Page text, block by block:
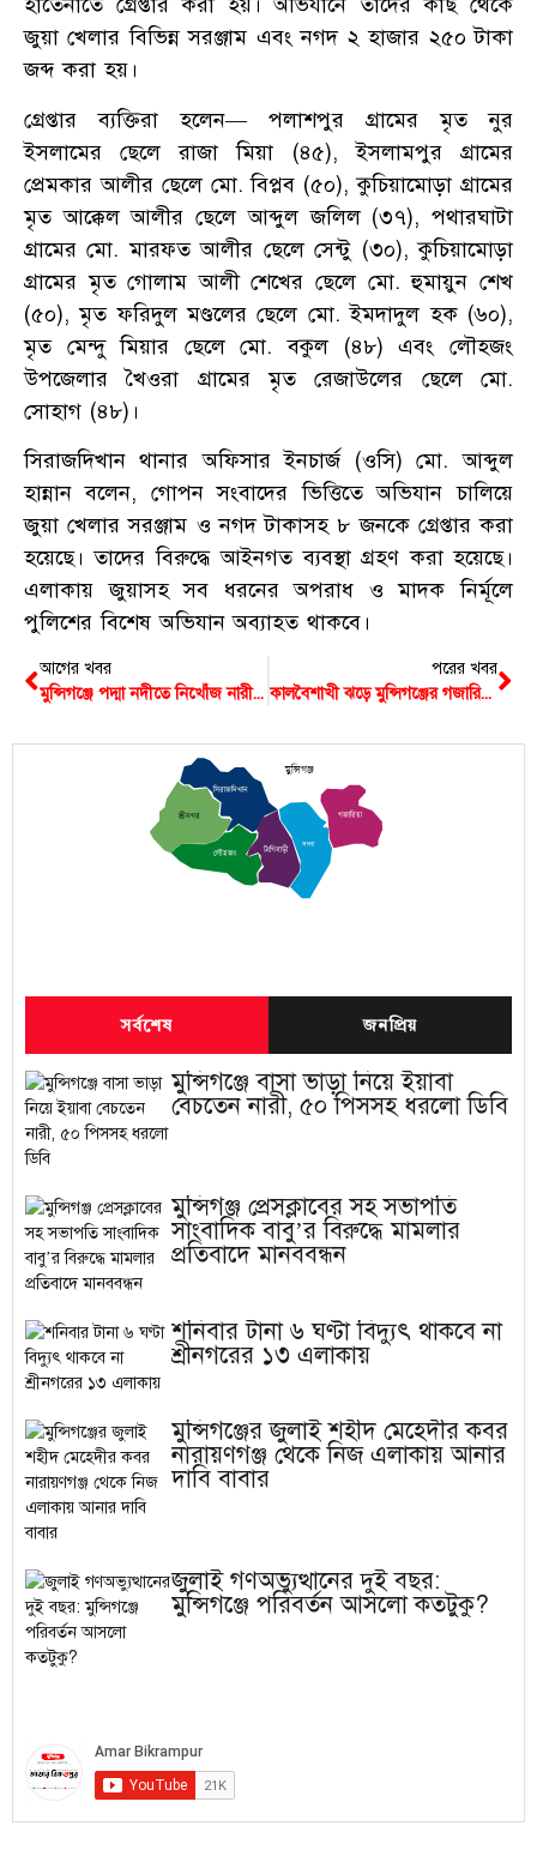
জুয়া খেলার বিভিন্ন সরঞ্জাম এবং নগদ ২ হাজার ২৫০ টাকা
জব্দ করা হয়।
গ্রেপ্তার ব্যক্তিরা হলেন— পলাশপুর গ্রামের মৃত নুর
ইসলামের ছেলে রাজা মিয়া (৪৫), ইসলামপুর গ্রামের
প্রেমকার আলীর ছেলে মো. বিপ্লব (৫০), কুচিয়ামোড়া গ্রামের
মৃত আক্কেল আলীর ছেলে আব্দুল জলিল (৩৭), পথারঘাটা
গ্রামের মো. মারফত আলীর ছেলে সেন্টু (৩০), কুচিয়ামোড়া
গ্রামের মৃত গোলাম আলী শেখের ছেলে মো. হুমায়ুন শেখ
(৫০), মৃত ফরিদুল মণ্ডলের ছেলে মো. ইমদাদুল হক (৬০),
মৃত মেন্দু মিয়ার ছেলে মো. বকুল (৪৮) এবং লৌহজং
উপজেলার খৈওরা গ্রামের মৃত রেজাউলের ছেলে মো.
সোহাগ (৪৮)।
সিরাজদিখান থানার অফিসার ইনচার্জ (ওসি) মো. আব্দুল
হান্নান বলেন, গোপন সংবাদের ভিত্তিতে অভিযান চালিয়ে
জুয়া খেলার সরঞ্জাম ও নগদ টাকাসহ ৮ জনকে গ্রেপ্তার করা
হয়েছে। তাদের বিরুদ্ধে আইনগত ব্যবস্থা গ্রহণ করা হয়েছে।
এলাকায় জুয়াসহ সব ধরনের অপরাধ ও মাদক নির্মূলে
পুলিশের বিশেষ অভিযান অব্যাহত থাকবে।
আগের খবর
মুন্সিগঞ্জে পদ্মা নদীতে নিখোঁজ নারীকে জীবিত পাওয়া গেল চাঁদপুর লঞ্চঘাটে
পরের খবর
কালবৈশাখী ঝড়ে মুন্সিগঞ্জের গজারিয়া ও সিরাজদিখানে গাছ পড়ে যান চলাচল বিঘ্ন
শ্রীনগর
সিরাজদিখান
টংগিবাড়ী
সদর
গজারিয়া
লৌহজং
মুন্সিগঞ্জ
সর্বশেষ জনপ্রিয়
মুন্সিগঞ্জে বাসা ভাড়া নিয়ে ইয়াবা
বেচতেন নারী, ৫০ পিসসহ ধরলো ডিবি
মুন্সিগঞ্জ প্রেসক্লাবের সহ সভাপতি
সাংবাদিক বাবু’র বিরুদ্ধে মামলার
প্রতিবাদে মানববন্ধন
শনিবার টানা ৬ ঘণ্টা বিদ্যুৎ থাকবে না
শ্রীনগরের ১৩ এলাকায়
মুন্সিগঞ্জের জুলাই শহীদ মেহেদীর কবর
নারায়ণগঞ্জ থেকে নিজ এলাকায় আনার
দাবি বাবার
জুলাই গণঅভ্যুত্থানের দুই বছর:
মুন্সিগঞ্জে পরিবর্তন আসলো কতটুকু?